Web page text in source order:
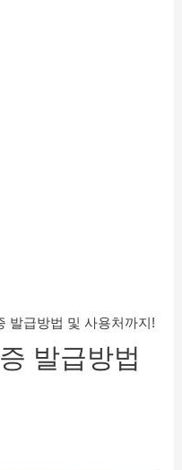
발급방법 및 사용처까지!
발급방법